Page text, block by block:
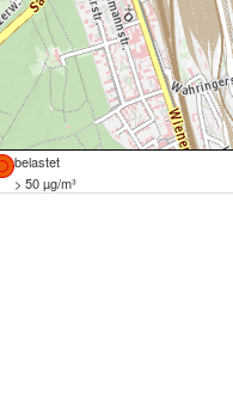
belastet
> 50 µg/m³